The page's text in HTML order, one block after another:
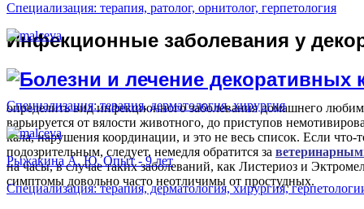
Инфекционные заболевания у
определить вид инфекционного заболевания домашнего
варьируется от вялости животного, до приступов
кала, нарушения координации, и это не весь список. Если
подозрительным, следует, немедля обратится за
на часы, в случае таких заболеваний, как Листериоз и
симптомы довольно часто неотличимы от простудных.
Специализация: терапия, ратолог, орнитолог, герпетология
Специализация: терапия, дерматология, хирургия
Рыжакина А. Ю. Опыт - 9 лет
Специализация: терапия, дерматология, хирургия,